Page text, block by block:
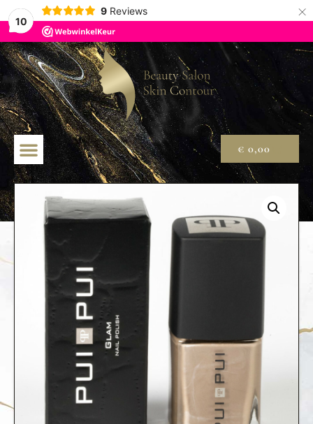
10
9 Reviews ×
€ 0,00